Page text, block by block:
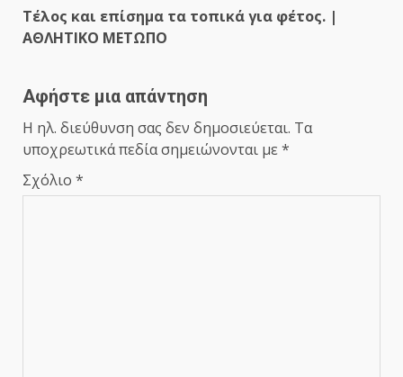
Τέλος και επίσημα τα τοπικά για φέτος. |
ΑΘΛΗΤΙΚΟ ΜΕΤΩΠΟ
Αφήστε μια απάντηση
Η ηλ. διεύθυνση σας δεν δημοσιεύεται. Τα
υποχρεωτικά πεδία σημειώνονται με *
Σχόλιο *